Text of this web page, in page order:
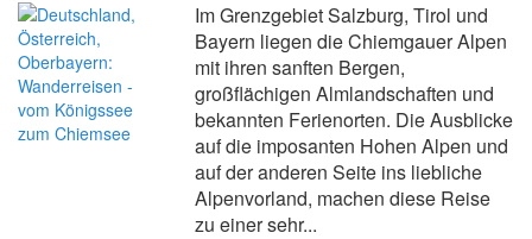
Im Grenzgebiet Salzburg, Tirol und
Bayern liegen die Chiemgauer Alpen
mit ihren sanften Bergen,
großflächigen Almlandschaften und
bekannten Ferienorten. Die Ausblicke
auf die imposanten Hohen Alpen und
auf der anderen Seite ins liebliche
Alpenvorland, machen diese Reise
zu einer sehr...